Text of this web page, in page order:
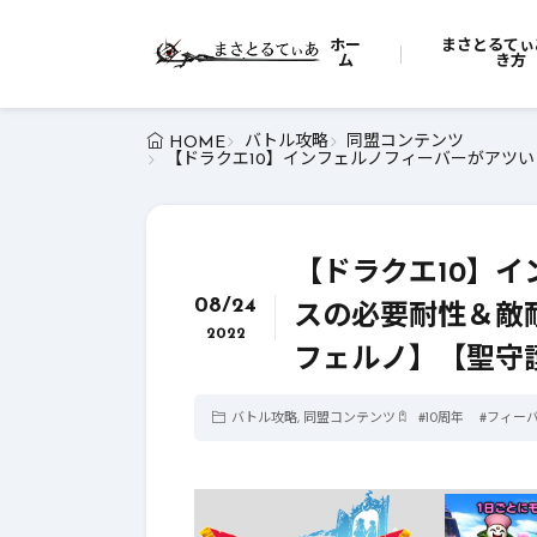
ホー
ム
まさとるて
き方
HOME バトル攻略
同盟コンテンツ
【ドラクエ10】インフェルノフィーバーがアツ
08/24
2022
【ドラクエ10】
スの必要耐性＆敵
フェルノ】【聖守
バトル攻略, 同盟コンテンツ # 10周年 # フィー